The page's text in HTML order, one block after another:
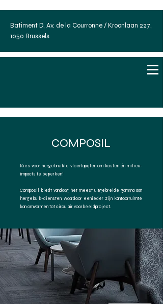
Batiment D, Av. de la Courronne / Kroonlaan 227,
1050 Brussels
COMPOSIL
Kies voor hergebruikte vloertapijten om kosten én milieu-
impacts te beperken!
Composil biedt vandaag het meest uitgebreide gamma aan
hergebuik-diensten, waardoor eenieder zijn kantoorruimte
kan omvormen tot circulair voorbeeldproject.